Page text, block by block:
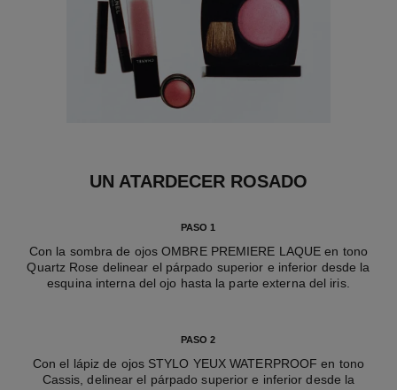
UN ATARDECER ROSADO
PASO 1
Con la sombra de ojos OMBRE PREMIERE LAQUE en tono
Quartz Rose delinear el párpado superior e inferior desde la
esquina interna del ojo hasta la parte externa del iris.
PASO 2
Con el lápiz de ojos STYLO YEUX WATERPROOF en tono
Cassis, delinear el párpado superior e inferior desde la